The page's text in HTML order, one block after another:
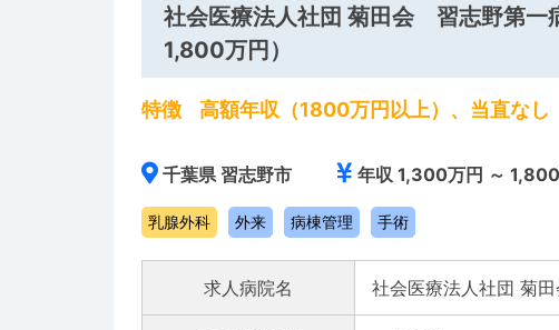
社会医療法人社団 菊田会 習志野第一
1,800万円）
特徴 高額年収（1800万円以上）、当直なし
千葉県 習志野市 年収 1,300万円 ～
乳腺外科 外来 病棟管理 手術
求人病院名 社会医療法人社団 菊